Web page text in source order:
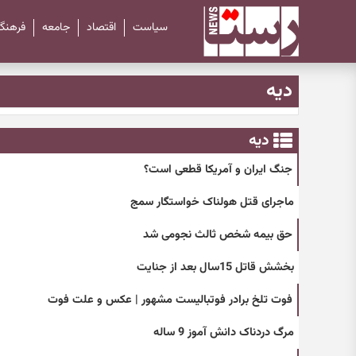
سیاست اقتصاد جامعه
دیه
دیه
جنگ ایران و آمریکا قطعی است؟
ماجرای قتل هولناک خواستگار سمج
حق بیمه شخص ثالث نجومی شد
بخشش قاتل 15سال بعد از جنایت
فوت تلخ برادر فوتبالیست مشهور | عکس و علت فوت
مرگ دردناک دانش آموز 9 ساله